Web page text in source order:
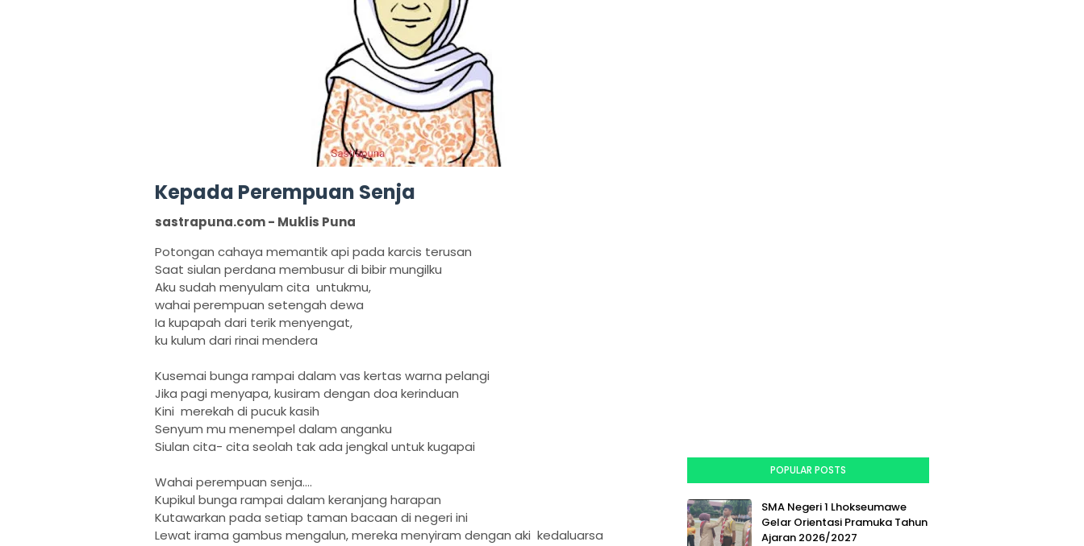
Kepada Perempuan Senja
sastrapuna.com - Muklis Puna
Potongan cahaya memantik api pada karcis terusan
Saat siulan perdana membusur di bibir mungilku
Aku sudah menyulam cita untukmu,
wahai perempuan setengah dewa
Ia kupapah dari terik menyengat,
ku kulum dari rinai mendera
Kusemai bunga rampai dalam vas kertas warna pelangi
Jika pagi menyapa, kusiram dengan doa kerinduan
Kini merekah di pucuk kasih
Senyum mu menempel dalam anganku
Siulan cita- cita seolah tak ada jengkal untuk kugapai
Wahai perempuan senja....
Kupikul bunga rampai dalam keranjang harapan
Kutawarkan pada setiap taman bacaan di negeri ini
Lewat irama gambus mengalun, mereka menyiram dengan aki kedaluarsa
POPULAR POSTS
SMA Negeri 1 Lhokseumawe
Gelar Orientasi Pramuka Tahun
Ajaran 2026/2027